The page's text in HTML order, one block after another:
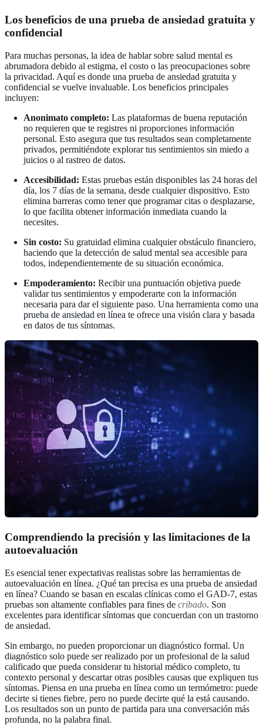
Los beneficios de una prueba de ansiedad gratuita y
confidencial
Para muchas personas, la idea de hablar sobre salud mental es
abrumadora debido al estigma, el costo o las preocupaciones sobre
la privacidad. Aquí es donde una prueba de ansiedad gratuita y
confidencial se vuelve invaluable. Los beneficios principales
incluyen:
Anonimato completo: Las plataformas de buena reputación
no requieren que te registres ni proporciones información
personal. Esto asegura que tus resultados sean completamente
privados, permitiéndote explorar tus sentimientos sin miedo a
juicios o al rastreo de datos.
Accesibilidad: Estas pruebas están disponibles las 24 horas del
día, los 7 días de la semana, desde cualquier dispositivo. Esto
elimina barreras como tener que programar citas o desplazarse,
lo que facilita obtener información inmediata cuando la
necesites.
Sin costo: Su gratuidad elimina cualquier obstáculo financiero,
haciendo que la detección de salud mental sea accesible para
todos, independientemente de su situación económica.
Empoderamiento: Recibir una puntuación objetiva puede
validar tus sentimientos y empoderarte con la información
necesaria para dar el siguiente paso. Una herramienta como una
prueba de ansiedad en línea te ofrece una visión clara y basada
en datos de tus síntomas.
Comprendiendo la precisión y las limitaciones de la
autoevaluación
Es esencial tener expectativas realistas sobre las herramientas de
autoevaluación en línea. ¿Qué tan precisa es una prueba de ansiedad
en línea? Cuando se basan en escalas clínicas como el GAD-7, estas
pruebas son altamente confiables para fines de cribado. Son
excelentes para identificar síntomas que concuerdan con un trastorno
de ansiedad.
Sin embargo, no pueden proporcionar un diagnóstico formal. Un
diagnóstico solo puede ser realizado por un profesional de la salud
calificado que pueda considerar tu historial médico completo, tu
contexto personal y descartar otras posibles causas que expliquen tus
síntomas. Piensa en una prueba en línea como un termómetro: puede
decirte si tienes fiebre, pero no puede decirte qué la está causando.
Los resultados son un punto de partida para una conversación más
profunda, no la palabra final.